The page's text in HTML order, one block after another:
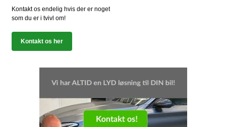
Kontakt os endelig hvis der er noget
som du er i tvivl om!
Kontakt os her